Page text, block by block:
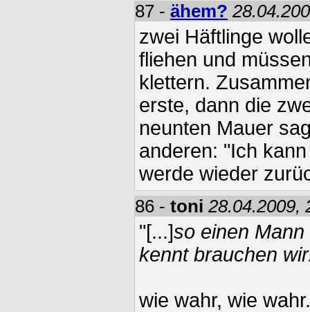
87 - ähem?
zwei Häftlinge
fliehen und
klettern.
erste, dann die
neunten Mauer
anderen: "Ich
werde wieder
86 - toni 28.04.2009,
"[...]so einen
kennt brauchen
wie wahr, wie